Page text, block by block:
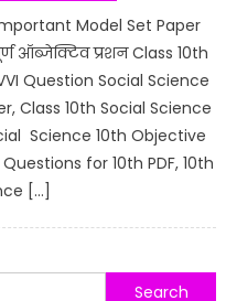
Model Set Paper
ऑब्जेक्टिव प्रशन Class 10th
Question Social Science
Class 10th Social Science
Science 10th Objective
for 10th PDF, 10th
[…]